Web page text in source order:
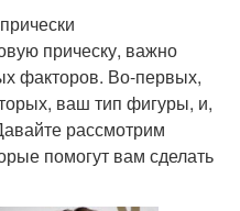
прическу, важно
факторов. Во-первых,
ваш тип фигуры, и,
рассмотрим
помогут вам сделать